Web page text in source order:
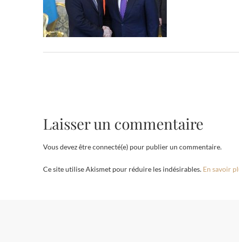
Laisser un commentaire
Vous devez être connecté(e) pour publier un commentaire.
Ce site utilise Akismet pour réduire les indésirables. En savoir